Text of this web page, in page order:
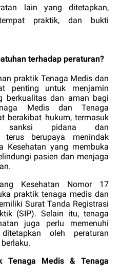
lain yang ditetapkan,
praktik, dan bukti
terhadap peraturan?
praktik Tenaga Medis dan
penting untuk menjamin
berkualitas dan aman bagi
Medis dan Tenaga
berakibat hukum, termasuk
sanksi pidana dan
berupaya menindak
Kesehatan yang membuka
pasien dan menjaga
Kesehatan Nomor 17
praktik tenaga medis dan
Surat Tanda Registrasi
(SIP). Selain itu, tenaga
juga perlu memenuhi
oleh peraturan
Tenaga Medis & Tenaga